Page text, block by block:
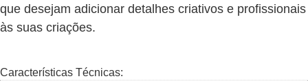
que desejam adicionar detalhes criativos e profissionais
às suas criações.
Características Técnicas: